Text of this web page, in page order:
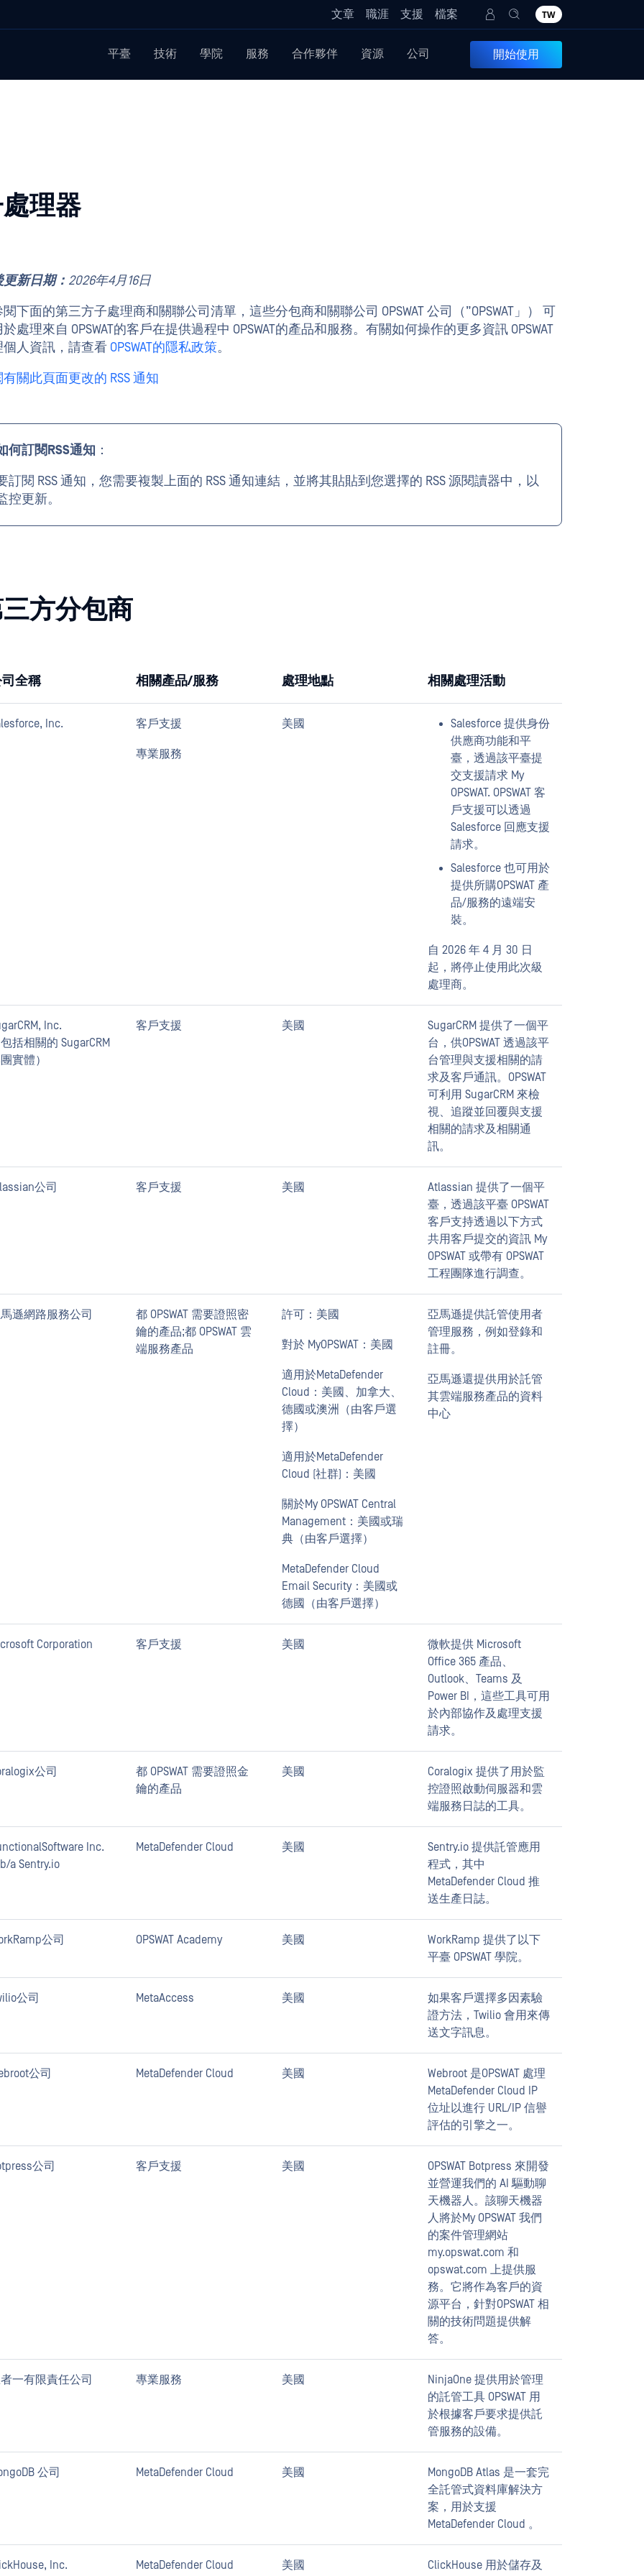
文章 職涯 支援 檔案 TW
平臺 技術 學院 服務 合作夥伴 資源 公司 開始使用
理器
新日期： 2026年4月16日
下面的第三方子處理商和關聯公司清單，這些分包商和關聯公司 OPSWAT 公司（”OPSWAT」） 可
處理來自 OPSWAT的客戶在提供過程中 OPSWAT的產品和服務。有關如何操作的更多資訊 OPSWAT
個人資訊，請查看 OPSWAT的隱私政策。
關此頁面更改的 RSS 通知
何訂閱RSS通知 ：
訂閱 RSS 通知，您需要複製上面的 RSS 通知連結，並將其貼貼到您選擇的 RSS 源閱讀器中，以
控更新。
方分包商
全稱 相關產品/服務 處理地點 相關處理活動
Inc. 客戶支援
專業服務
美國
Salesforce 提供身份
供應商功能和平
臺，透過該平臺提
交支援請求 My
OPSWAT. OPSWAT 客
戶支援可以透過
Salesforce 回應支援
請求。
Salesforce 也可用於
提供所購OPSWAT 產
品/服務的遠端安
裝。
自 2026 年 4 月 30 日
起，將停止使用此次級
處理商。
Inc.
括相關的 SugarCRM
實體）
客戶支援 美國
SugarCRM 提供了一個平
台，供OPSWAT 透過該平
台管理與支援相關的請
求及客戶通訊。OPSWAT
可利用 SugarCRM 來檢
視、追蹤並回覆與支援
相關的請求及相關通
訊。
公司 客戶支援 美國
Atlassian 提供了一個平
臺，透過該平臺 OPSWAT
客戶支持透過以下方式
共用客戶提交的資訊 My
OPSWAT 或帶有 OPSWAT
工程團隊進行調查。
遜網路服務公司
都 OPSWAT 需要證照密
鑰的產品;都 OPSWAT 雲
端服務產品
許可：美國
對於 MyOPSWAT：美國
適用於MetaDefender
Cloud：美國、加拿大、
德國或澳洲（由客戶選
擇）
適用於MetaDefender
Cloud (社群)：美國
關於My OPSWAT Central
Management：美國或瑞
典（由客戶選擇）
MetaDefender Cloud
Email Security：美國或
德國（由客戶選擇）
亞馬遜提供託管使用者
管理服務，例如登錄和
註冊。
亞馬遜還提供用於託管
其雲端服務產品的資料
中心
Corporation 客戶支援 美國
微軟提供 Microsoft
Office 365 產品、
Outlook、Teams 及
Power BI，這些工具可用
於內部協作及處理支援
請求。
公司
都 OPSWAT 需要證照金
鑰的產品
美國
Coralogix 提供了用於監
控證照啟動伺服器和雲
端服務日誌的工具。
Inc.
a Sentry.io
MetaDefender Cloud 美國
Sentry.io 提供託管應用
程式，其中
MetaDefender Cloud 推
送生產日誌。
公司 OPSWAT Academy 美國
WorkRamp 提供了以下
平臺 OPSWAT 學院。
公司 MetaAccess 美國
如果客戶選擇多因素驗
證方法，Twilio 會用來傳
送文字訊息。
公司 MetaDefender Cloud 美國
Webroot 是OPSWAT 處理
MetaDefender Cloud IP
位址以進行 URL/IP 信譽
評估的引擎之一。
公司 客戶支援 美國
OPSWAT Botpress 來開發
並營運我們的 AI 驅動聊
天機器人。該聊天機器
人將於My OPSWAT 我們
的案件管理網站
my.opswat.com 和
opswat.com 上提供服
務。它將作為客戶的資
源平台，針對OPSWAT 相
關的技術問題提供解
答。
一有限責任公司 專業服務 美國
NinjaOne 提供用於管理
的託管工具 OPSWAT 用
於根據客戶要求提供託
管服務的設備。
公司 MetaDefender Cloud 美國
MongoDB Atlas 是一套完
全託管式資料庫解決方
案，用於支援
MetaDefender Cloud 。
Inc. MetaDefender Cloud 美國 ClickHouse 用於儲存及